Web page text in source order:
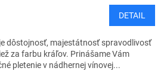
DETAIL
dôstojnosť, majestátnosť spravodlivosť
za farbu kráľov. Prinášame Vám
pletenie v nádhernej vínovej...